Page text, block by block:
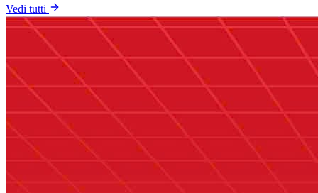
Vedi tutti